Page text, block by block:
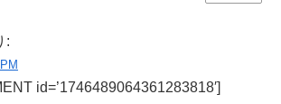
:
id=’1746489064361283818′]